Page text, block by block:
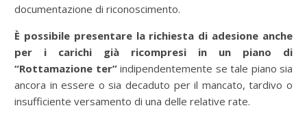
documentazione di riconoscimento.
È possibile presentare la richiesta di adesione anche
per i carichi già ricompresi in un piano di
“Rottamazione ter” indipendentemente se tale piano sia
ancora in essere o sia decaduto per il mancato, tardivo o
insufficiente versamento di una delle relative rate.